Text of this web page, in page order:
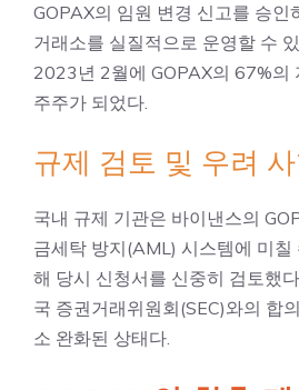
GOPAX의 임원 변경 신고를 승인
거래소를 실질적으로 운영할 수
2023년 2월에 GOPAX의 67%의
주주가 되었다.
규제 검토 및 우려
국내 규제 기관은 바이낸스의
금세탁 방지(AML) 시스템에 미칠
해 당시 신청서를 신중히 검토했
국 증권거래위원회(SEC)와의 합
소 완화된 상태다.